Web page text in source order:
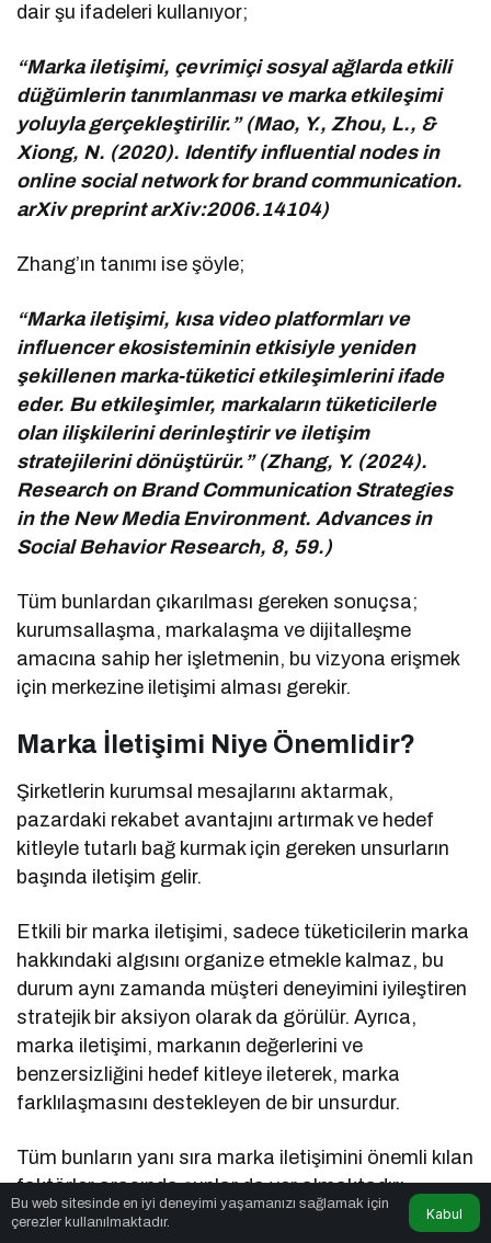
dair şu ifadeleri kullanıyor;
“Marka iletişimi, çevrimiçi sosyal ağlarda etkili
düğümlerin tanımlanması ve marka etkileşimi
yoluyla gerçekleştirilir.” (Mao, Y., Zhou, L., &
Xiong, N. (2020). Identify influential nodes in
online social network for brand communication.
arXiv preprint arXiv:2006.14104)
Zhang’ın tanımı ise şöyle;
“Marka iletişimi, kısa video platformları ve
influencer ekosisteminin etkisiyle yeniden
şekillenen marka-tüketici etkileşimlerini ifade
eder. Bu etkileşimler, markaların tüketicilerle
olan ilişkilerini derinleştirir ve iletişim
stratejilerini dönüştürür.” (Zhang, Y. (2024).
Research on Brand Communication Strategies
in the New Media Environment. Advances in
Social Behavior Research, 8, 59.)
Tüm bunlardan çıkarılması gereken sonuçsa;
kurumsallaşma, markalaşma ve dijitalleşme
amacına sahip her işletmenin, bu vizyona erişmek
için merkezine iletişimi alması gerekir.
Marka İletişimi Niye Önemlidir?
Şirketlerin kurumsal mesajlarını aktarmak,
pazardaki rekabet avantajını artırmak ve hedef
kitleyle tutarlı bağ kurmak için gereken unsurların
başında iletişim gelir.
Etkili bir marka iletişimi, sadece tüketicilerin marka
hakkındaki algısını organize etmekle kalmaz, bu
durum aynı zamanda müşteri deneyimini iyileştiren
stratejik bir aksiyon olarak da görülür. Ayrıca,
marka iletişimi, markanın değerlerini ve
benzersizliğini hedef kitleye ileterek, marka
farklılaşmasını destekleyen de bir unsurdur.
Tüm bunların yanı sıra marka iletişimini önemli kılan
faktörler arasında şunlar da yer almaktadır;
Bu web sitesinde en iyi deneyimi yaşamanızı sağlamak için
çerezler kullanılmaktadır.
Kabul